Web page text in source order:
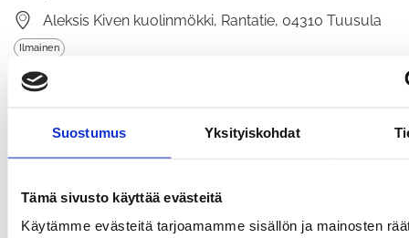
Suostumus Yksityiskohdat
Tämä sivusto käyttää evästeitä
Käytämme evästeitä tarjoamamme sisällön ja mainosten
Aleksis Kiven kuolinmökki, Rantatie, 04310 Tuusula
Ilmainen
pe 7.8.2026 klo 17:00 - 19:00
Jokelan Kotikirkko, Keskustie 2, 05400 Jokela